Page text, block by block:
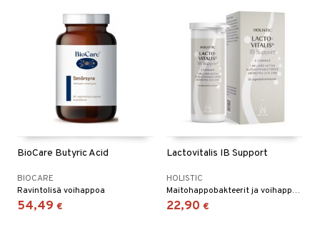
BioCare Butyric Acid
BIOCARE
Ravintolisä voihappoa
54,49 €
Lactovitalis IB Support
HOLISTIC
Maitohappobakteerit ja voihappoa.
22,90 €